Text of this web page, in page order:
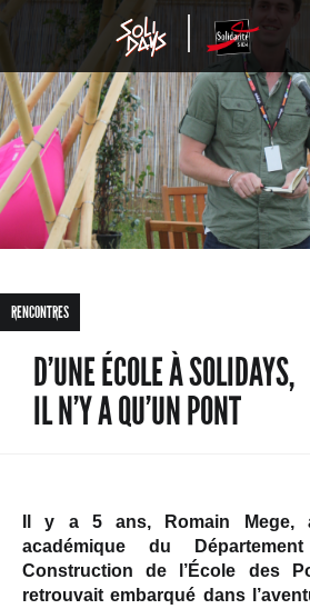
RENCONTRES
D’UNE ÉCOLE À SOLIDAYS,
IL N’Y A QU’UN PONT
Il y a 5 ans, Romain Mege,
académique du
Construction de l’École des
retrouvait embarqué dans